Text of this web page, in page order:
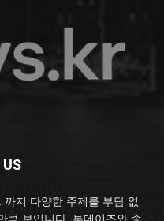
지 다양한 주제를 부담 없